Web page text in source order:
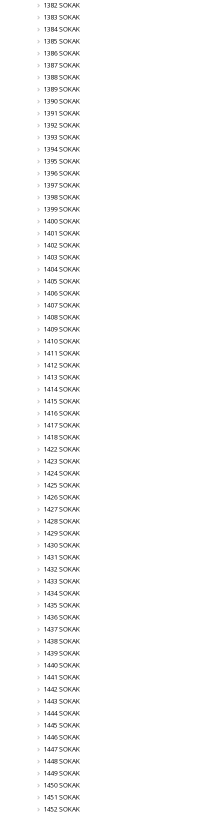
1382 SOKAK
1383 SOKAK
1384 SOKAK
1385 SOKAK
1386 SOKAK
1387 SOKAK
1388 SOKAK
1389 SOKAK
1390 SOKAK
1391 SOKAK
1392 SOKAK
1393 SOKAK
1394 SOKAK
1395 SOKAK
1396 SOKAK
1397 SOKAK
1398 SOKAK
1399 SOKAK
1400 SOKAK
1401 SOKAK
1402 SOKAK
1403 SOKAK
1404 SOKAK
1405 SOKAK
1406 SOKAK
1407 SOKAK
1408 SOKAK
1409 SOKAK
1410 SOKAK
1411 SOKAK
1412 SOKAK
1413 SOKAK
1414 SOKAK
1415 SOKAK
1416 SOKAK
1417 SOKAK
1418 SOKAK
1422 SOKAK
1423 SOKAK
1424 SOKAK
1425 SOKAK
1426 SOKAK
1427 SOKAK
1428 SOKAK
1429 SOKAK
1430 SOKAK
1431 SOKAK
1432 SOKAK
1433 SOKAK
1434 SOKAK
1435 SOKAK
1436 SOKAK
1437 SOKAK
1438 SOKAK
1439 SOKAK
1440 SOKAK
1441 SOKAK
1442 SOKAK
1443 SOKAK
1444 SOKAK
1445 SOKAK
1446 SOKAK
1447 SOKAK
1448 SOKAK
1449 SOKAK
1450 SOKAK
1451 SOKAK
1452 SOKAK